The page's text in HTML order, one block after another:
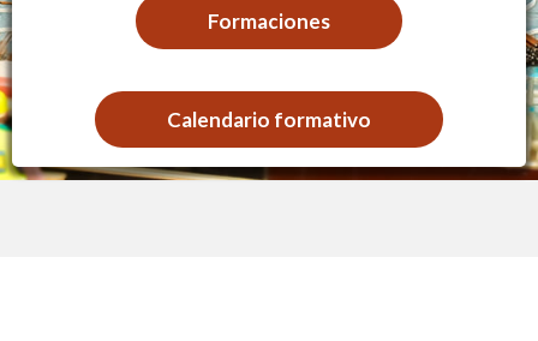
Formaciones
Calendario formativo